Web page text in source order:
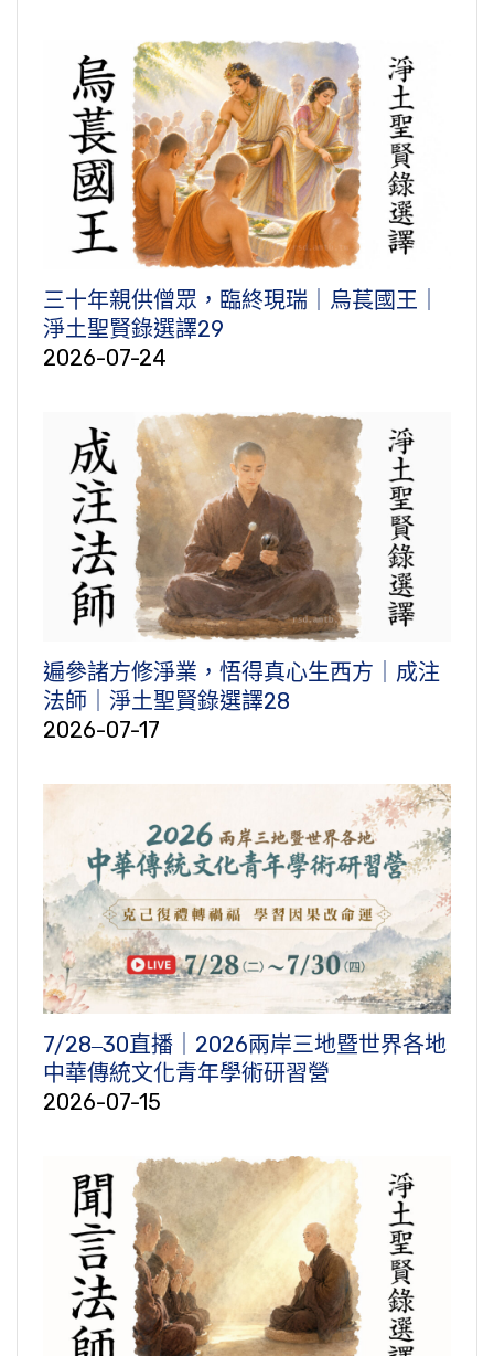
三十年親供僧眾，臨終現瑞｜烏萇國王｜
淨土聖賢錄選譯29
2026-07-24
遍參諸方修淨業，悟得真心生西方｜成注
法師｜淨土聖賢錄選譯28
2026-07-17
7/28‒30直播｜2026兩岸三地暨世界各地
中華傳統文化青年學術研習營
2026-07-15